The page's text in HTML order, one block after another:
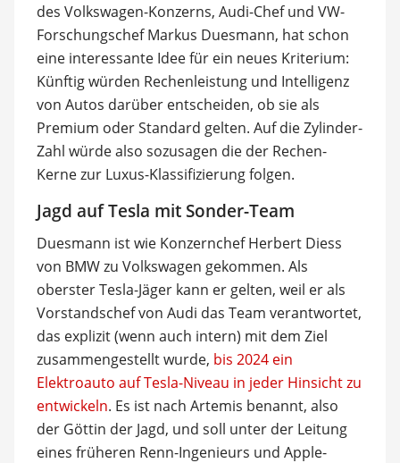
des Volkswagen-Konzerns, Audi-Chef und VW-
Forschungschef Markus Duesmann, hat schon
eine interessante Idee für ein neues Kriterium:
Künftig würden Rechenleistung und Intelligenz
von Autos darüber entscheiden, ob sie als
Premium oder Standard gelten. Auf die Zylinder-
Zahl würde also sozusagen die der Rechen-
Kerne zur Luxus-Klassifizierung folgen.
Jagd auf Tesla mit Sonder-Team
Duesmann ist wie Konzernchef Herbert Diess
von BMW zu Volkswagen gekommen. Als
oberster Tesla-Jäger kann er gelten, weil er als
Vorstandschef von Audi das Team verantwortet,
das explizit (wenn auch intern) mit dem Ziel
zusammengestellt wurde, bis 2024 ein
Elektroauto auf Tesla-Niveau in jeder Hinsicht zu
entwickeln. Es ist nach Artemis benannt, also
der Göttin der Jagd, und soll unter der Leitung
eines früheren Renn-Ingenieurs und Apple-